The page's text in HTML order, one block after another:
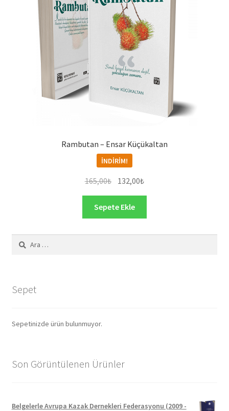
Rambutan – Ensar Küçükaltan
İNDIRIM!
165,00₺ Orijinal
fiyat:
165,00₺.
132,00₺Şu
andaki
132,00₺.
Sepete Ekle
Arama:
Sepet
Sepetinizde ürün bulunmuyor.
Son Görüntülenen Ürünler
Belgelerle Avrupa Kazak Dernekleri Federasyonu (2009 -